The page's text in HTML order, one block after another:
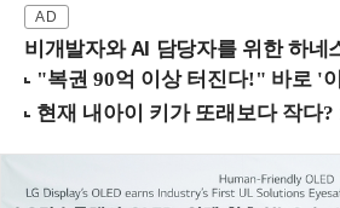
비개발자와 AI 담당자를 위한 하네스 엔지니어링 입